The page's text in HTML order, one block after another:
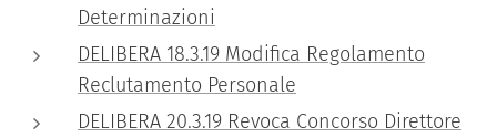
Determinazioni
DELIBERA 18.3.19 Modifica Regolamento
Reclutamento Personale
DELIBERA 20.3.19 Revoca Concorso Direttore